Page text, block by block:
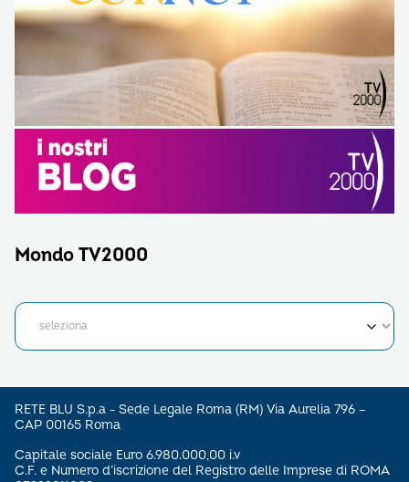
Mondo TV2000
RETE BLU S.p.a - Sede Legale Roma (RM) Via Aurelia 796 –
CAP 00165 Roma
Capitale sociale Euro 6.980.000,00 i.v
C.F. e Numero d’iscrizione del Registro delle Imprese di ROMA